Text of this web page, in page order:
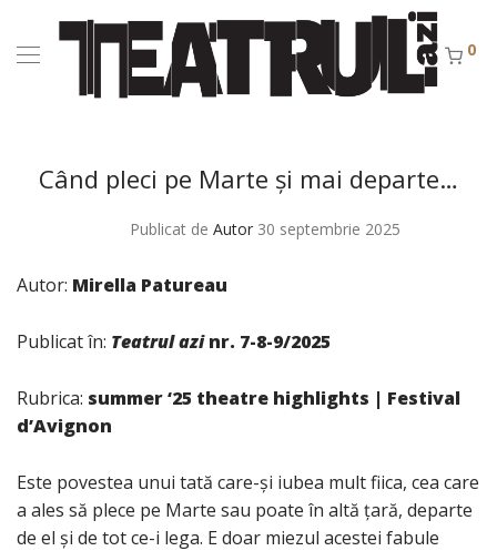
0
Când pleci pe Marte și mai departe…
Publicat de Autor 30 septembrie 2025
Autor: Mirella Patureau
Publicat în: Teatrul azinr. 7-8-9/2025
Rubrica: summer ‘25 theatre highlights | Festival
d’Avignon
Este povestea unui tată care-și iubea mult fiica, cea care
a ales să plece pe Marte sau poate în altă țară, departe
de el și de tot ce-i lega. E doar miezul acestei fabule